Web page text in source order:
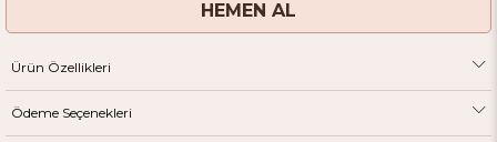
Ürün Özellikleri
Ödeme Seçenekleri